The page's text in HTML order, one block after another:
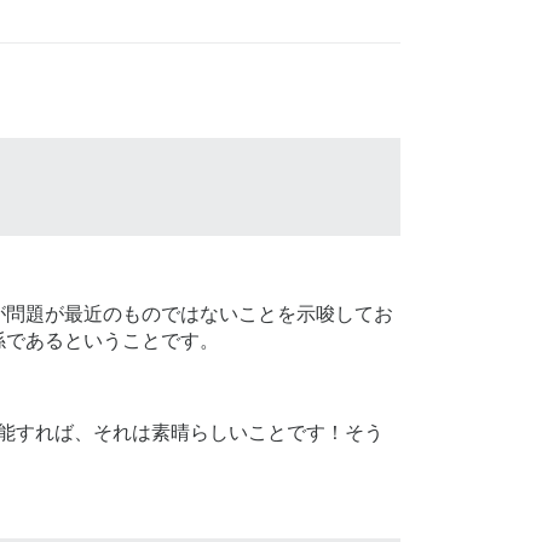
題が最近のものではないことを示唆してお
あるということです。
すれば、それは素晴らしいことです！そう